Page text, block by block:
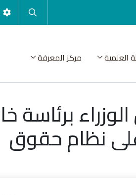
العلمية مركز المعرفة
برئاسة
على نظام حقوق